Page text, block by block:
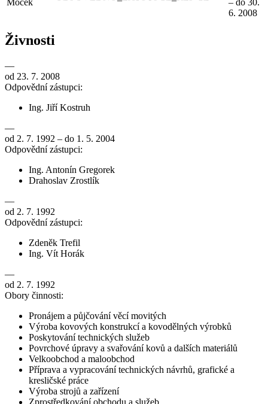
Mocek
– do 30.
6. 2008
Živnosti
—
od 23. 7. 2008
Odpovědní zástupci:
Ing. Jiří Kostruh
—
od 2. 7. 1992 – do 1. 5. 2004
Odpovědní zástupci:
Ing. Antonín Gregorek
Drahoslav Zrostlík
—
od 2. 7. 1992
Odpovědní zástupci:
Zdeněk Trefil
Ing. Vít Horák
—
od 2. 7. 1992
Obory činnosti:
Pronájem a půjčování věcí movitých
Výroba kovových konstrukcí a kovodělných výrobků
Poskytování technických služeb
Povrchové úpravy a svařování kovů a dalších materiálů
Velkoobchod a maloobchod
Příprava a vypracování technických návrhů, grafické a
kresličské práce
Výroba strojů a zařízení